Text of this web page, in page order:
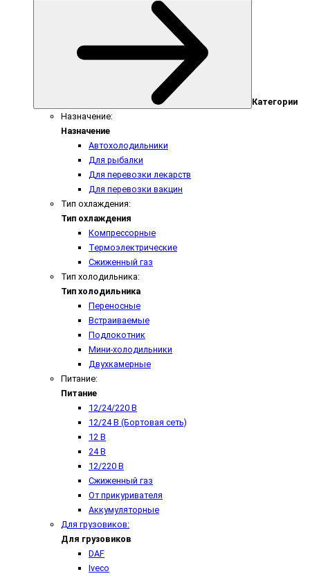
Категории
Назначение:
Назначение
Автохолодильники
Для рыбалки
Для перевозки лекарств
Для перевозки вакцин
Тип охлаждения:
Тип охлаждения
Компрессорные
Термоэлектрические
Сжиженный газ
Тип холодильника:
Тип холодильника
Переносные
Встраиваемые
Подлокотник
Мини-холодильники
Двухкамерные
Питание:
Питание
12/24/220 В
12/24 В (Бортовая сеть)
12 В
24 В
12/220 В
Сжиженный газ
От прикуривателя
Аккумуляторные
Для грузовиков:
Для грузовиков
DAF
Iveco